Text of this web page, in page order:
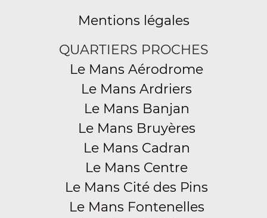
Mentions légales
QUARTIERS PROCHES
Le Mans Aérodrome
Le Mans Ardriers
Le Mans Banjan
Le Mans Bruyères
Le Mans Cadran
Le Mans Centre
Le Mans Cité des Pins
Le Mans Fontenelles